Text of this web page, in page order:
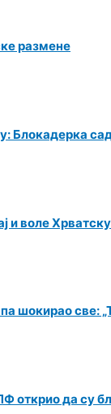
размене
Блокадерка
и воле
све:
открио да су